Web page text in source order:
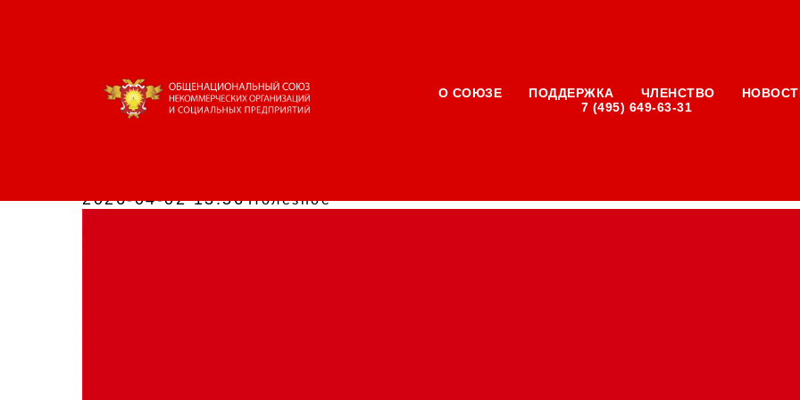
О СОЮЗЕ ПОДДЕРЖКА ЧЛЕНСТВО
7 (495) 649-63-31
Открыт приём заявок на конкурс
2026-04-02 13:56 Полезное